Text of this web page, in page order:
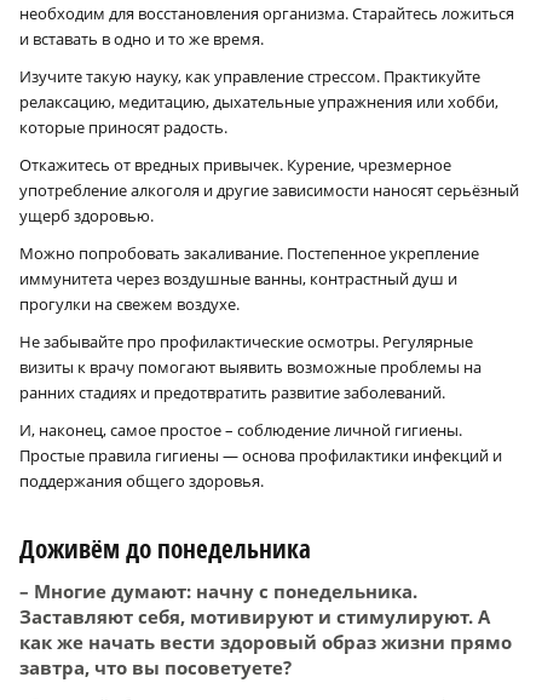
необходим для восстановления организма. Старайтесь ложиться
и вставать в одно и то же время.
Изучите такую науку, как управление стрессом. Практикуйте
релаксацию, медитацию, дыхательные упражнения или хобби,
которые приносят радость.
Откажитесь от вредных привычек. Курение, чрезмерное
употребление алкоголя и другие зависимости наносят серьёзный
ущерб здоровью.
Можно попробовать закаливание. Постепенное укрепление
иммунитета через воздушные ванны, контрастный душ и
прогулки на свежем воздухе.
Не забывайте про профилактические осмотры. Регулярные
визиты к врачу помогают выявить возможные проблемы на
ранних стадиях и предотвратить развитие заболеваний.
И, наконец, самое простое – соблюдение личной гигиены.
Простые правила гигиены — основа профилактики инфекций и
поддержания общего здоровья.
Доживём до понедельника
– Многие думают: начну с понедельника.
Заставляют себя, мотивируют и стимулируют. А
как же начать вести здоровый образ жизни прямо
завтра, что вы посоветуете?